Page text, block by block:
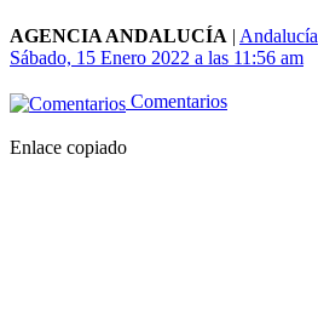
AGENCIA ANDALUCÍA | Andalucía
Sábado, 15 Enero 2022 a las 11:56 am
Comentarios
Enlace copiado